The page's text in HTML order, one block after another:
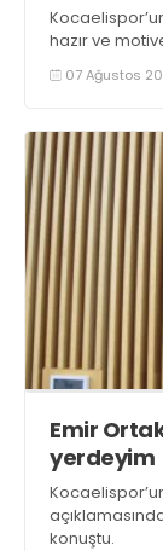
hazır ve
07 Ağustos
Emir
yerdeyim
konuştu.